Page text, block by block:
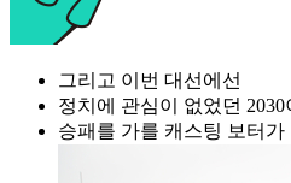
그리고 이번 대선에선
정치에 관심이 없었던 2030
승패를 가를 캐스팅 보터가